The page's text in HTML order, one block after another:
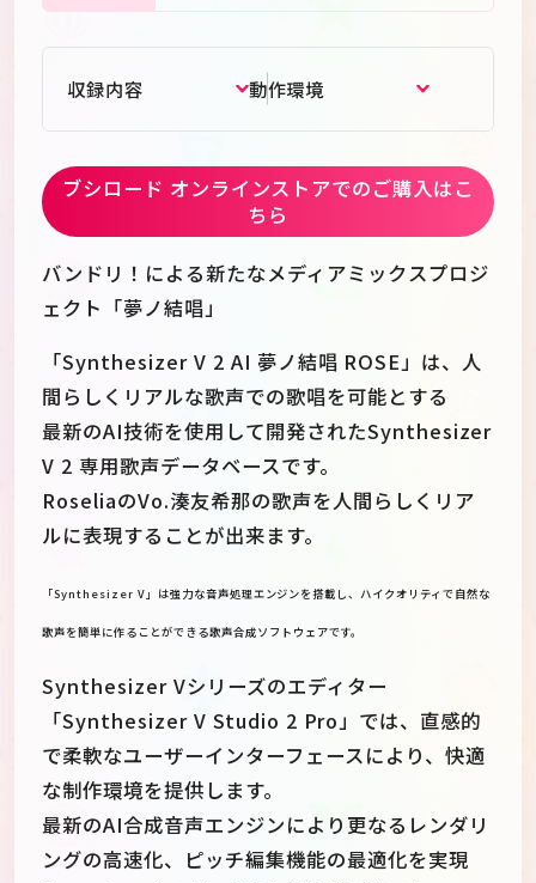
収録内容 動作環境
ブシロード オンラインストアでのご購入はこ
ちら
バンドリ！による新たなメディアミックスプロジ
ェクト「夢ノ結唱」
「Synthesizer V 2 AI 夢ノ結唱 ROSE」は、人
間らしくリアルな歌声での歌唱を可能とする
最新のAI技術を使用して開発されたSynthesizer
V 2 専用歌声データベースです。
RoseliaのVo.湊友希那の歌声を人間らしくリア
ルに表現することが出来ます。
「Synthesizer V」は強力な音声処理エンジンを搭載し、ハイクオリティで自然な
歌声を簡単に作ることができる歌声合成ソフトウェアです。
Synthesizer Vシリーズのエディター
「Synthesizer V Studio 2 Pro」では、直感的
で柔軟なユーザーインターフェースにより、快適
な制作環境を提供します。
最新のAI合成音声エンジンにより更なるレンダリ
ングの高速化、ピッチ編集機能の最適化を実現